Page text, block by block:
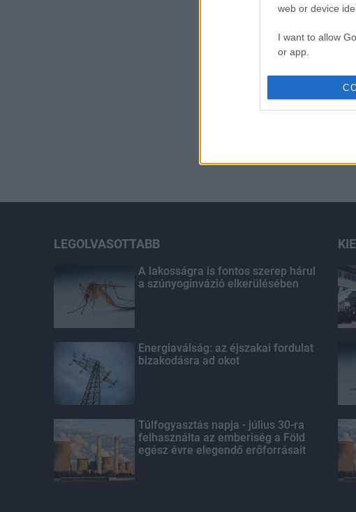
web or device
I want to allow
or app.
I want to allow
I want to allow
LEGOLVASOTTABB
A lakosságra is fontos szerep hárul
a szúnyoginvázió elkerülésében
Energiaválság: az éjszakai fordulat
bizakodásra ad okot
Túlfogyasztás napja - július 30-ra
felhasználta az emberiség a Föld
egész évre elegendő erőforrásait